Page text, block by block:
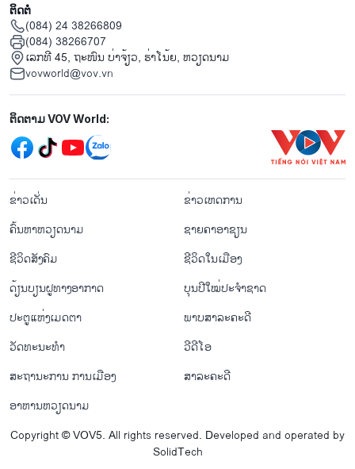
ຕິດຕໍ່
(084) 24 38266809
(084) 38266707
ເລກທີ 45, ຖະໜົນ ບ່າ​ຈ້ຽວ, ຮ່າ​ໂນ້ຍ, ຫວຽດນາມ
vovworld@vov.vn
Mạng xã hội
ຕິດຕາມ VOV World:
menu footer tiếng Lào
ຂ່າວເດັ່ນ
ຂ່າວເຫດການ
ຄົ້ນຫາຫວຽດນາມ
ຊາຍຄາອາຊຽນ
ຊີ​ວິດ​ສັງ​ຄົມ
ຊີ​ວິດ​ໃນ​ເມືອງ
ດ້ຽນບຽນ​ຝູທາງ​ອາກາດ
ບຸນປີໃໝ່ປະຈຳຊາດ
ປະຕູແຫ່ງເມດຕາ
ພາບສາລະຄະດີ
ວັດທະນະທໍາ
ວີດີໂອ
ສະຖານະການ ການເມືອງ
ສາລະຄະດີ
ອາຫານຫວຽດນາມ
Copyright © VOV5. All rights reserved. Developed and operated by
SolidTech